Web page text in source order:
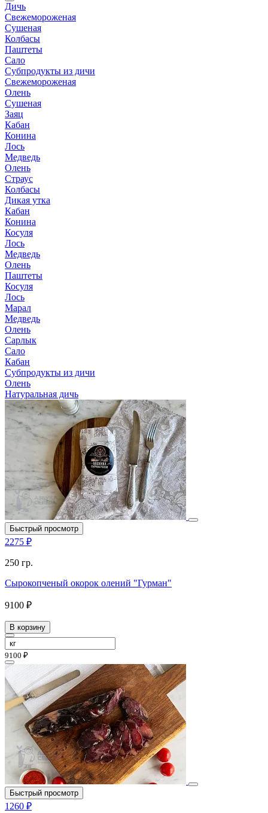
Дичь
Свежемороженая
Сушеная
Колбасы
Паштеты
Сало
Субпродукты из дичи
Свежемороженая
Олень
Сушеная
Заяц
Кабан
Конина
Лось
Медведь
Олень
Страус
Колбасы
Дикая утка
Кабан
Конина
Косуля
Лось
Медведь
Олень
Паштеты
Косуля
Лось
Марал
Медведь
Олень
Сарлык
Сало
Кабан
Субпродукты из дичи
Олень
Натуральная дичь
Быстрый просмотр
2275 ₽
250 гр.
Сырокопченый окорок олений "Гурман"
9100 ₽
В корзину
9100 ₽
Быстрый просмотр
1260 ₽